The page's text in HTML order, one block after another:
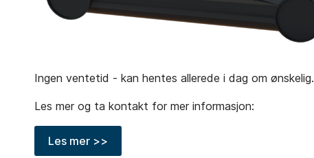
Ingen ventetid - kan hentes allerede i dag om ønskelig.
Les mer og ta kontakt for mer informasjon:
Les mer >>